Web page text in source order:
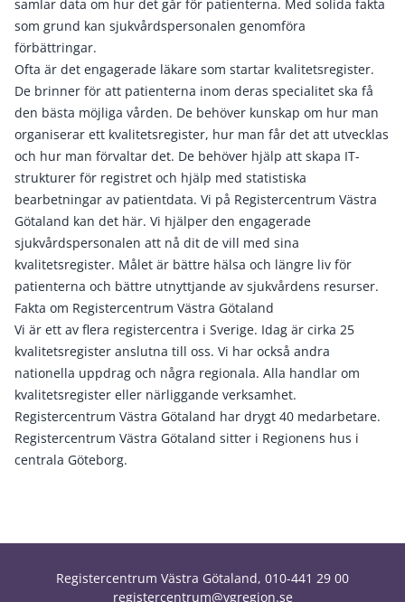
samlar data om hur det går för patienterna. Med solida fakta
som grund kan sjukvårdspersonalen genomföra
förbättringar.
Ofta är det engagerade läkare som startar kvalitetsregister.
De brinner för att patienterna inom deras specialitet ska få
den bästa möjliga vården. De behöver kunskap om hur man
organiserar ett kvalitetsregister, hur man får det att utvecklas
och hur man förvaltar det. De behöver hjälp att skapa IT-
strukturer för registret och hjälp med statistiska
bearbetningar av patientdata. Vi på Registercentrum Västra
Götaland kan det här. Vi hjälper den engagerade
sjukvårdspersonalen att nå dit de vill med sina
kvalitetsregister. Målet är bättre hälsa och längre liv för
patienterna och bättre utnyttjande av sjukvårdens resurser.
Fakta om Registercentrum Västra Götaland
Vi är ett av flera registercentra i Sverige. Idag är cirka 25
kvalitetsregister anslutna till oss. Vi har också andra
nationella uppdrag och några regionala. Alla handlar om
kvalitetsregister eller närliggande verksamhet.
Registercentrum Västra Götaland har drygt 40 medarbetare.
Registercentrum Västra Götaland sitter i Regionens hus i
centrala Göteborg.
Registercentrum Västra Götaland, 010-441 29 00
registercentrum@vgregion.se